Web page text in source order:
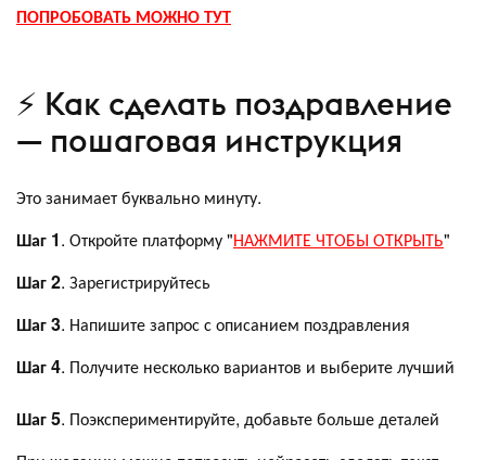
ПОПРОБОВАТЬ МОЖНО ТУТ
⚡ Как сделать поздравление
— пошаговая инструкция
Это занимает буквально минуту.
Шаг 1. Откройте платформу "НАЖМИТЕ ЧТОБЫ ОТКРЫТЬ"
Шаг 2. Зарегистрируйтесь
Шаг 3. Напишите запрос с описанием поздравления
Шаг 4. Получите несколько вариантов и выберите лучший
Шаг 5. Поэкспериментируйте, добавьте больше деталей